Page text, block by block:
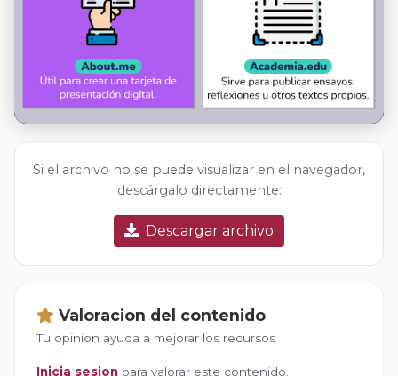
Si el archivo no se puede visualizar en el navegador,
descárgalo directamente:
Descargar archivo
Valoracion del contenido
Tu opinion ayuda a mejorar los recursos
Inicia sesion para valorar este contenido.